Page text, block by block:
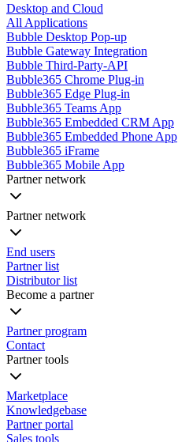
Desktop and Cloud
All Applications
Bubble Desktop Pop-up
Bubble Gateway Integration
Bubble Third-Party-API
Bubble365 Chrome Plug-in
Bubble365 Edge Plug-in
Bubble365 Teams App
Bubble365 Embedded CRM App
Bubble365 Embedded Phone App
Bubble365 iFrame
Bubble365 Mobile App
Partner network
Partner network
End users
Partner list
Distributor list
Become a partner
Partner program
Contact
Partner tools
Marketplace
Knowledgebase
Partner portal
Sales tools